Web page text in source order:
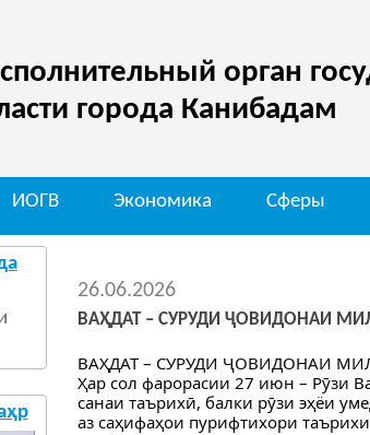
орган
города Канибадам
ИОГВ Экономика Сферы
26.06.2026
ВАҲДАТ – СУРУДИ ҶОВИДОНАИ
ВАҲДАТ – СУРУДИ ҶОВИДОНАИ
Ҳар сол фарорасии 27 июн – Рӯзи
санаи таърихӣ, балки рӯзи эҳёи
аз саҳифаҳои пурифтихори